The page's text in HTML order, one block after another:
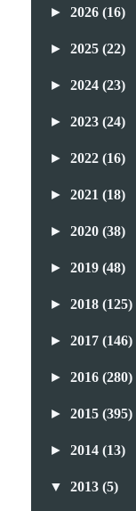
► 2026 (16)
► 2025 (22)
► 2024 (23)
► 2023 (24)
► 2022 (16)
► 2021 (18)
► 2020 (38)
► 2019 (48)
► 2018 (125)
► 2017 (146)
► 2016 (280)
► 2015 (395)
► 2014 (13)
▼ 2013 (5)